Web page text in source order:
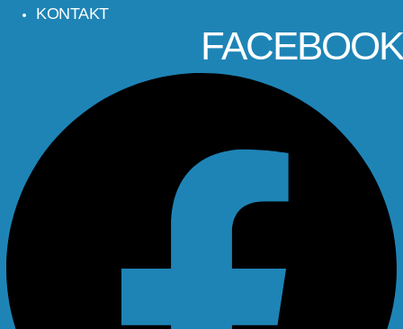
KONTAKT
FACEBOOK